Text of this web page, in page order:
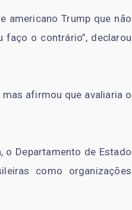
americano Trump que não
faço o contrário”, declarou
afirmou que avaliaria o
Departamento de Estado
como organizações